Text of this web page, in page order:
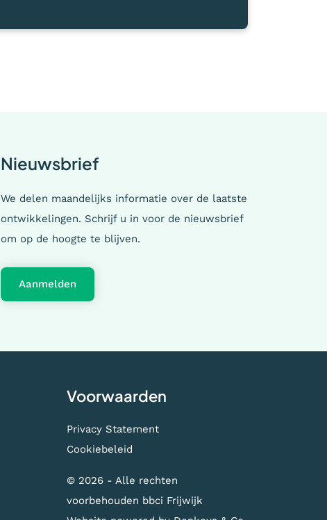
Nieuwsbrief
We delen maandelijks informatie over de laatste
ontwikkelingen. Schrijf u in voor de nieuwsbrief
om op de hoogte te blijven.
Aanmelden
Voorwaarden
Privacy Statement
Cookiebeleid
© 2026 - Alle rechten
voorbehouden bbci Frijwijk